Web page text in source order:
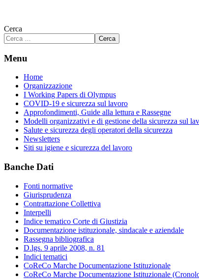
Cerca
Cerca
Menu
Home
Organizzazione
I Working Papers di Olympus
COVID-19 e sicurezza sul lavoro
Approfondimenti, Guide alla lettura e Rassegne
Modelli organizzativi e di gestione della sicurezza sul
Salute e sicurezza degli operatori della sicurezza
Newsletters
Siti su igiene e sicurezza del lavoro
Banche Dati
Fonti normative
Giurisprudenza
Contrattazione Collettiva
Interpelli
Indice tematico Corte di Giustizia
Documentazione istituzionale, sindacale e aziendale
Rassegna bibliografica
D.lgs. 9 aprile 2008, n. 81
Indici tematici
CoReCo Marche Documentazione Istituzionale
CoReCo Marche Documentazione Istituzionale